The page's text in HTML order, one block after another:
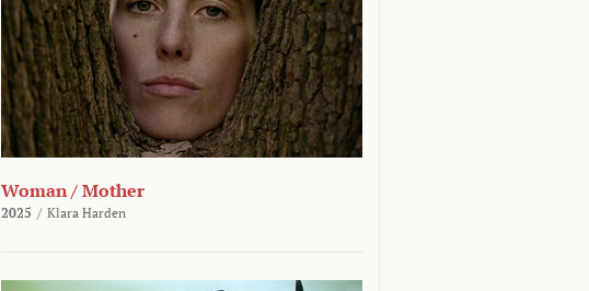
Woman / Mother
2025 / Klara Harden